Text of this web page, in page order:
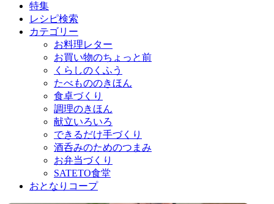
特集
レシピ検索
カテゴリー
お料理レター
お買い物のちょっと前
くらしのくふう
たべもののきほん
食卓づくり
調理のきほん
献立いろいろ
できるだけ手づくり
酒呑みのためのつまみ
お弁当づくり
SATETO食堂
おとなりコープ